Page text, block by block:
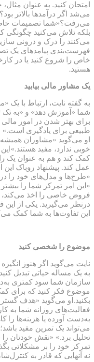
امتحان کنید. به عنوان
می‌شد اگر درآمد‌ها بالاتر
می‌رفت؟«شما تصمیمات
بلکه تلاش می‌کنید چگونگی
می‌کنند را درک و درونی
فهرست‌بندی پیامد‌های یک
خاص را شروع کنید یا در
هستید.
یک مشاور مالی بیابید
به گفته نایت، ارتباط با یک
شما «آموزش دهد» و «به تک
برای بهتر شدن در امور
طبیعی برای یادگیری است.»
او می‌گوید «مشاوران همیشه
خوبی ندارد، مفید
کمک کند و هم به عنوان یک
عمل کند. پیشنهاد روباک این
«طرح‌ها و مدل‌های خود را در
«این امر تمرکز شما را
فروض خاصی را اخذ
درنظر می‌گیرید. یکی از
این تفاوت‌ها به شما کمک
موضوع را شخصی کنید
نایت می‌گوید اگر هنوز
به یک مساله حیاتی تبدیل
سازمان شما سود کمتری
موضوع فکر کنید که برای
بکنید.او می‌گوید «هدف
فعالیت‌های روزانه شما به
به‌دست آورده یا هزینه‌ها را
می‌تواند یک تمرین مفید
تحلیل برد.» «نقش خودتان
تمرکز خود را بر مشکلاتی
نه آنهایی که قادر به